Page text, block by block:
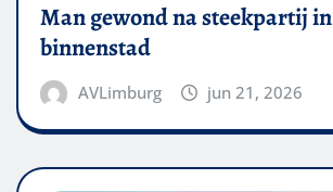
Man gewond na steekpartij in
binnenstad
AVLimburg jun 21, 2026